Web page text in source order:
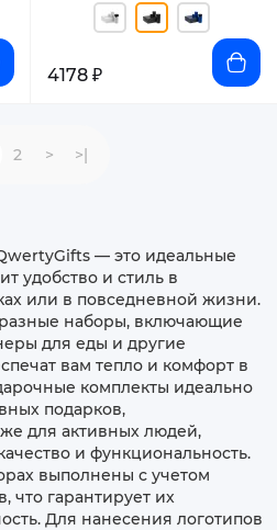
4178 ₽
2 > >|
— это идеальные
удобство и стиль в
или в повседневной жизни.
наборы, включающие
для еды и другие
вам тепло и комфорт в
комплекты идеально
подарков,
для активных людей,
и функциональность.
выполнены с учетом
что гарантирует их
Для нанесения логотипов